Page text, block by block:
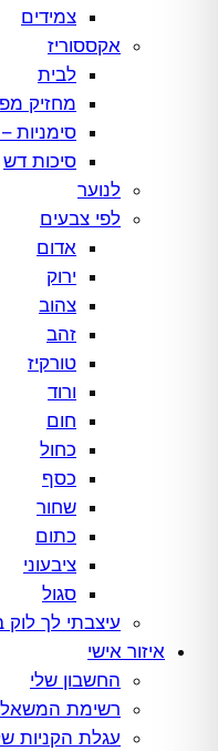
צמידים
אקססוריז
לבית
מחזיק
סימניות
סיכות דש
לנוער
לפי צבעים
אדום
ירוק
צהוב
זהב
טורקיז
ורוד
חום
כחול
כסף
שחור
כתום
ציבעוני
סגול
עיצבתי לך לוק
איזור אישי
החשבון שלי
רשימת
עגלת הקניות